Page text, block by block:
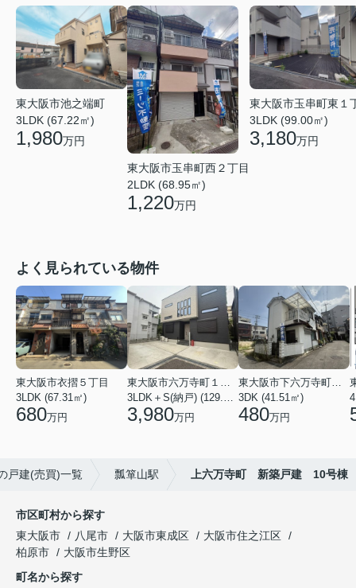
東大阪市池之端町
3LDK (67.22㎡)
1,980万円
東大阪市玉串町西２丁目
2LDK (68.95㎡)
1,220万円
東大阪市玉串町東１
3LDK (99.00㎡)
3,180万円
よく見られている物件
東大阪市衣摺５丁目
3LDK (67.31㎡)
680万円
東大阪市六万寺町１丁目
3LDK＋S(納戸) (129.17㎡)
3,980万円
東大阪市下六万寺町２丁目
3DK (41.51㎡)
480万円
戸建(売買)一覧 瓢箪山駅 上六万寺町 新築戸建 10号棟
市区町村から探す
東大阪市
八尾市 大阪市東成区
大阪市住之江区
柏原市
大阪市生野区
町名から探す